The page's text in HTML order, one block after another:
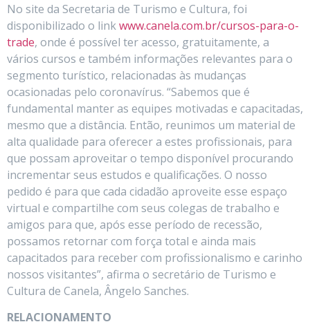
No site da Secretaria de Turismo e Cultura, foi
disponibilizado o linkwww.canela.com.br/cursos-para-o-
trade, onde é possível ter acesso, gratuitamente, a
vários cursos e também informações relevantes para o
segmento turístico, relacionadas às mudanças
ocasionadas pelo coronavírus. “Sabemos que é
fundamental manter as equipes motivadas e capacitadas,
mesmo que a distância. Então, reunimos um material de
alta qualidade para oferecer a estes profissionais, para
que possam aproveitar o tempo disponível procurando
incrementar seus estudos e qualificações. O nosso
pedido é para que cada cidadão aproveite esse espaço
virtual e compartilhe com seus colegas de trabalho e
amigos para que, após esse período de recessão,
possamos retornar com força total e ainda mais
capacitados para receber com profissionalismo e carinho
nossos visitantes”, afirma o secretário de Turismo e
Cultura de Canela, Ângelo Sanches.
RELACIONAMENTO